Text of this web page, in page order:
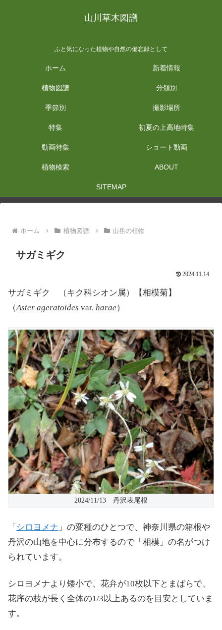
山川草木図譜
ふと気になった植物や自然の備忘録として
ホーム 新着情報
植物図譜 分類別
季節別 撮影場所
特集 初夏の上高地特集
動画特集 ショート動画
植物検索 ABOUT
SITEMAP
ホーム 植物図譜 山岳の植物
サガミギク
2024.11.14
サガミギク （キク科シオン属）【相模菊】
（Aster ageratoides var. harae）
2024/11/13 丹沢表尾根
「 シロヨメナ 」の変種のひとつで、神奈川県の箱根や
丹沢の山地を中心に分布するので「相模」の名がつけ
られています。
シロヨメナより矮小で、花弁が10枚以下とまばらで、
花序の枝が長く全体の1/3以上あるのを目安としていま
す。